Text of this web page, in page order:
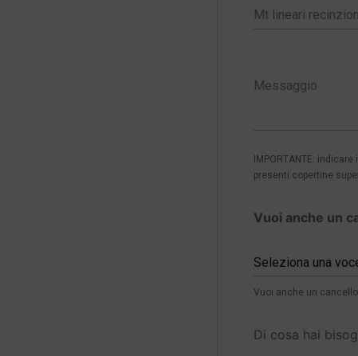
IMPORTANTE:
presenti copertine
Vuoi anche un
Seleziona una
Vuoi anche un
Di cosa hai